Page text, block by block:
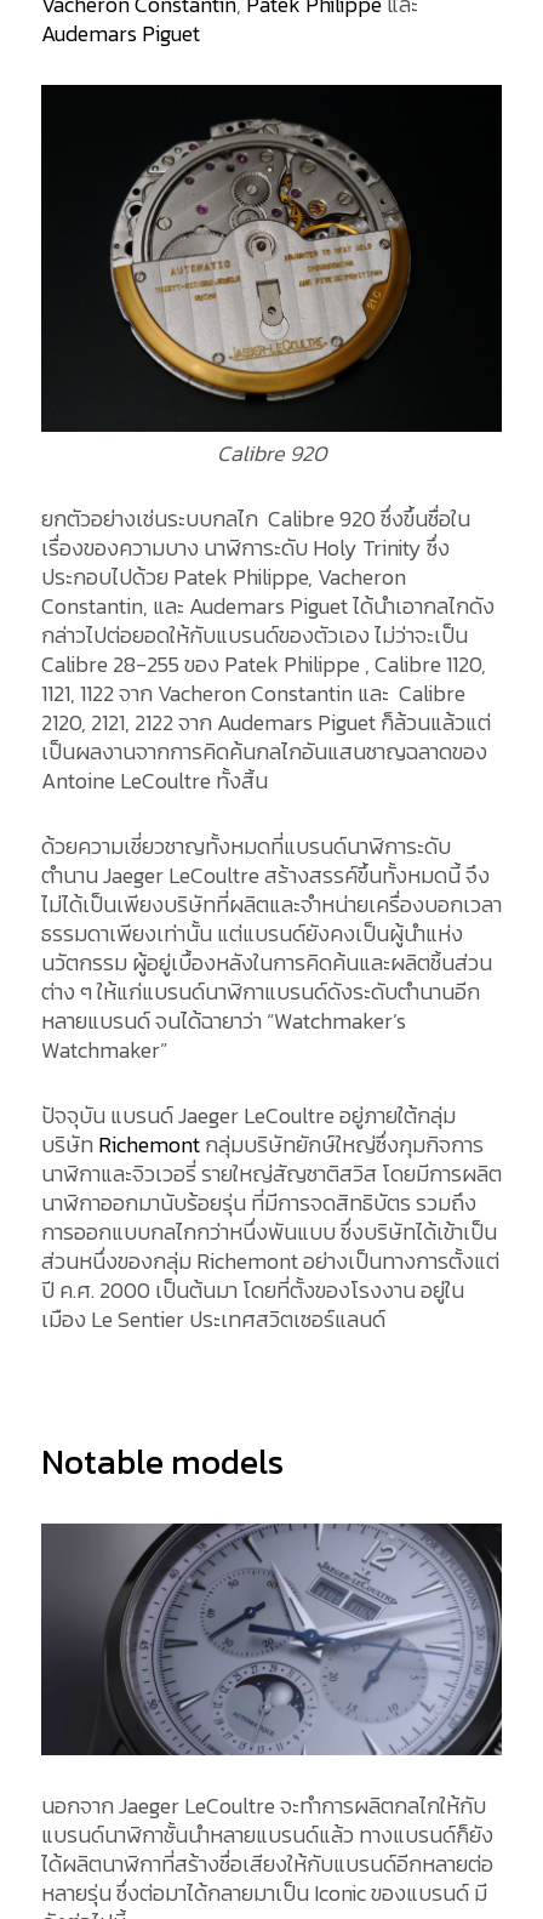
Audemars Piguet
Calibre 920
ยกตัวอย่างเช่นระบบกลไก Calibre 920 ซึ่งขึ้นชื่อใน
เรื่องของความบาง นาฬิการะดับ Holy Trinity ซึ่ง
ประกอบไปด้วย Patek Philippe, Vacheron
Constantin, และ Audemars Piguet ได้นำเอากลไกดัง
กล่าวไปต่อยอดให้กับแบรนด์ของตัวเอง ไม่ว่าจะเป็น
Calibre 28-255 ของ Patek Philippe , Calibre 1120,
1121, 1122 จาก Vacheron Constantin และ Calibre
2120, 2121, 2122 จาก Audemars Piguet ก็ล้วนแล้วแต่
เป็นผลงานจากการคิดค้นกลไกอันแสนชาญฉลาดของ
Antoine LeCoultre ทั้งสิ้น
ด้วยความเชี่ยวชาญทั้งหมดที่แบรนด์นาฬิการะดับ
ตำนาน Jaeger LeCoultre สร้างสรรค์ขึ้นทั้งหมดนี้ จึง
ไม่ได้เป็นเพียงบริษัทที่ผลิตและจำหน่ายเครื่องบอกเวลา
ธรรมดาเพียงเท่านั้น แต่แบรนด์ยังคงเป็นผู้นำแห่ง
นวัตกรรม ผู้อยู่เบื้องหลังในการคิดค้นและผลิตชิ้นส่วน
ต่าง ๆ ให้แก่แบรนด์นาฬิกาแบรนด์ดังระดับตำนานอีก
หลายแบรนด์ จนได้ฉายาว่า “Watchmaker’s
Watchmaker”
ปัจจุบัน แบรนด์ Jaeger LeCoultre อยู่ภายใต้กลุ่ม
บริษัทRichemontกลุ่มบริษัทยักษ์ใหญ่ซึ่งกุมกิจการ
นาฬิกาและจิวเวอรี่ รายใหญ่สัญชาติสวิส โดยมีการผลิต
นาฬิกาออกมานับร้อยรุ่น ที่มีการจดสิทธิบัตร รวมถึง
การออกแบบกลไกกว่าหนึ่งพันแบบ ซึ่งบริษัทได้เข้าเป็น
ส่วนหนึ่งของกลุ่ม Richemont อย่างเป็นทางการตั้งแต่
ปี ค.ศ. 2000 เป็นต้นมา โดยที่ตั้งของโรงงาน อยู่ใน
เมือง Le Sentier ประเทศสวิตเซอร์แลนด์
Notable models
นอกจาก Jaeger LeCoultre จะทำการผลิตกลไกให้กับ
แบรนด์นาฬิกาชั้นนำหลายแบรนด์แล้ว ทางแบรนด์ก็ยัง
ได้ผลิตนาฬิกาที่สร้างชื่อเสียงให้กับแบรนด์อีกหลายต่อ
หลายรุ่น ซึ่งต่อมาได้กลายมาเป็น Iconic ของแบรนด์ มี